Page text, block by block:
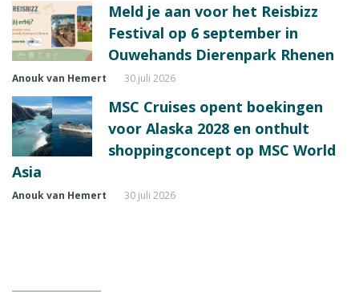
Meld je aan voor het Reisbizz
Festival op 6 september in
Ouwehands Dierenpark Rhenen
Anouk van Hemert 30 juli 2026
MSC Cruises opent boekingen
voor Alaska 2028 en onthult
shoppingconcept op MSC World
Asia
Anouk van Hemert 30 juli 2026